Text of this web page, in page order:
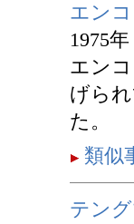
エンコ
1975
エン
げら
た。
類似
テン